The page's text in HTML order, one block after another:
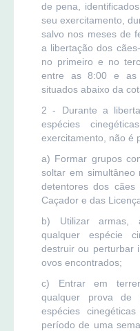
de pena,
seu exercitamento,
salvo nos meses de
a libertação dos
no primeiro e no
entre as 8:00 e as
situados abaixo da
2 - Durante a
espécies
exercitamento, não é
a) Formar grupos
soltar em
detentores dos
Caçador e das
b) Utilizar armas,
qualquer espécie
destruir ou perturbar
ovos encontrados;
c) Entrar em
qualquer prova de
espécies
período de uma